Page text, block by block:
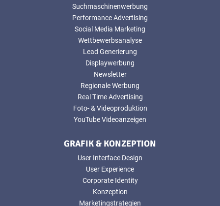
Suchmaschinenwerbung
Performance Advertising
Social Media Marketing
Wettbewerbsanalyse
Lead Generierung
Displaywerbung
Newsletter
Regionale Werbung
Real Time Advertising
Foto- & Videoproduktion
YouTube Videoanzeigen
GRAFIK & KONZEPTION
User Interface Design
User Experience
Corporate Identity
Konzeption
Marketingstrategien